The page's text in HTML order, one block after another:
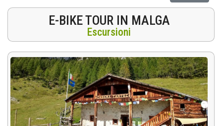
E-BIKE TOUR IN MALGA
Escursioni